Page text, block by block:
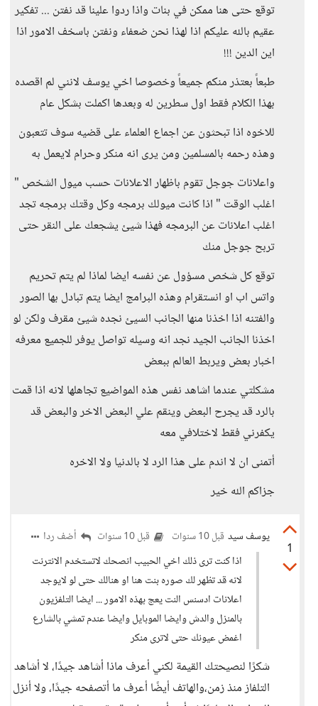
توقع حتى هنا ممكن في بنات واذا ردوا علينا قد نفتن ... تفكير
عقيم بالله عليكم اذا لهذا نحن ضعفاء ونفتن باسخف الامور اذا
اين الدين !!!
طبعاً بعتذر منكم جميعاً وخصوصا اخي يوسف لانني لم اقصده
بهذا الكلام فقط اول سطرين له وبعدها اكملت بشكل عام
للاخوه اذا تبحثون عن اجماع العلماء على قضيه سوف تتعبون
وهذه رحمه بالمسلمين ومن يرى انه منكر وحرام لايعمل به
واعلانات جوجل تقوم باظهار الاعلانات حسب ميول الشخص "
اغلب الوقت " اذا كانت ميولك برمجه وكل وقتك برمجه تجد
اغلب اعلانات عن البرمجه فهذا شيئ يشجعك على النقر حتى
تربح جوجل منك
توقع كل شخص مسؤول عن نفسه ايضا لماذا لم يتم تحريم
واتس اب او انستقرام وهذه البرامج ايضا يتم تبادل بها الصور
والفتنه اذا اخذنا منها الجانب السيئ نجده شيئ مقرف ولكن لو
اخذنا الجانب الجيد نجد انه وسيله تواصل يوفر للجميع معرفه
اخبار بعض ويربط العالم ببعض
مشكلتي عندما اشاهد نفس هذه المواضيع تجاهلها لانه اذا قمت
بالرد قد يجرح البعض وينقم علي البعض الاخر والبعض قد
يكفرني فقط لاختلافي معه
أتمنى ان لا اندم على هذا الرد لا بالدنيا ولا الاخره
جزاكم الله خير
1
يوسف سيد قبل 10 سنوات قبل 10 سنوات
أضف ردا
اذا كنت ترى ذلك اخي الحبيب انصحك لاتستخدم الانترنت
لانه قد تظهر لك صوره بنت هنا او هنالك حتى لو لايوجد
اعلانات ادسنس النت يعج بهذه الامور ... ايضا التلفزيون
بالمنزل والدش وايضا الموبايل وايضا عندم تمشي بالشارع
اغمض عيونك حتى لاترى منكر
شكرًا لنصيحتك القيمة لكني أعرف ماذا أشاهد جيدًا، لا أشاهد
التلفاز منذ زمن،والهاتف أيضًا أعرف ما أتصفحه جيدًا، ولا أنزل